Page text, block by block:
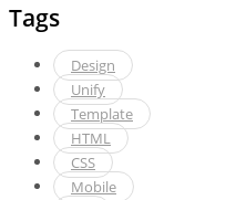
Tags
Design
Unify
Template
HTML
CSS
Mobile